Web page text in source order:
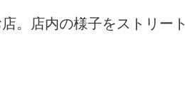
。店内の様子をストリー